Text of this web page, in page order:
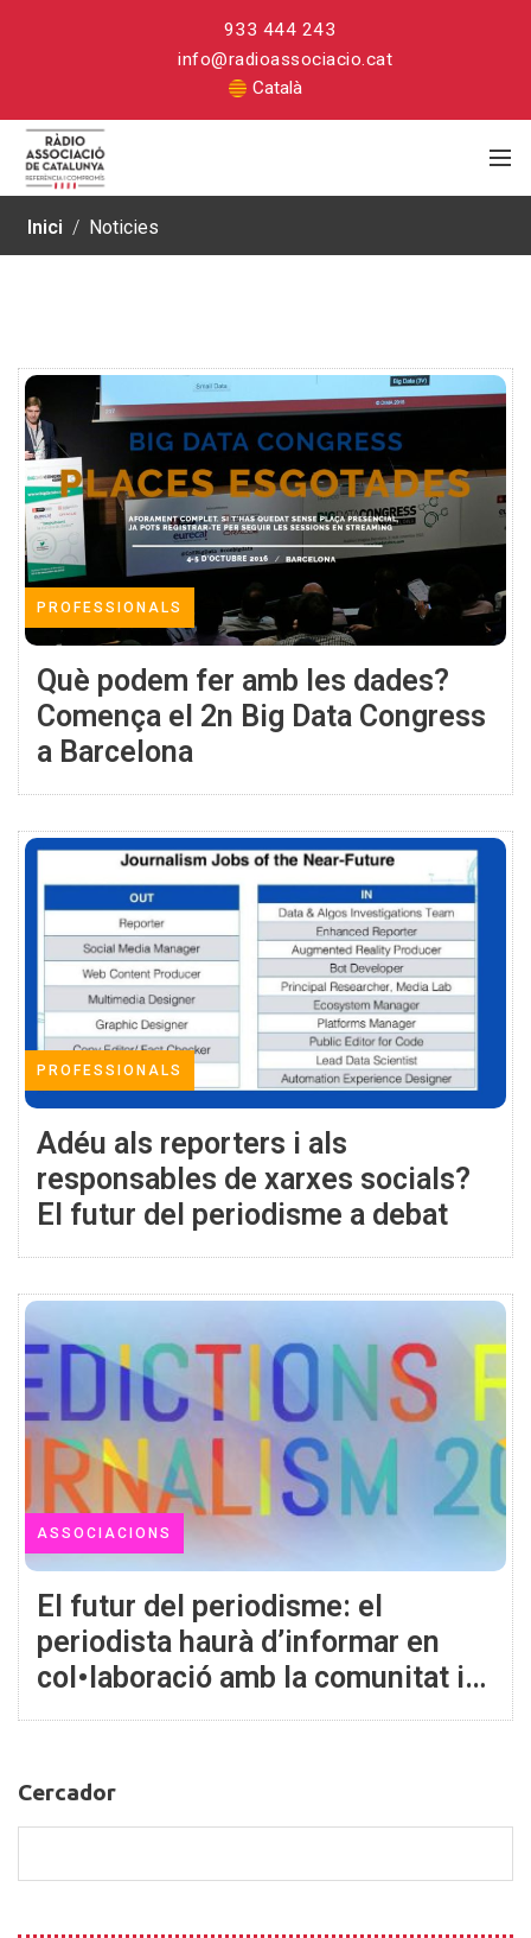
933 444 243
info@radioassociacio.cat
Català
Inici / Noticies
PROFESSIONALS
Què podem fer amb les dades?
Comença el 2n Big Data Congress
a Barcelona
PROFESSIONALS
Adéu als reporters i als
responsables de xarxes socials?
El futur del periodisme a debat
ASSOCIACIONS
El futur del periodisme: el
periodista haurà d’informar en
col•laboració amb la comunitat i
debatre a les xarxes
Cercador
Cercador